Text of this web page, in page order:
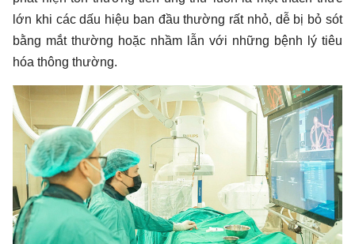
lớn khi các dấu hiệu ban đầu thường rất nhỏ, dễ bị bỏ sót
bằng mắt thường hoặc nhầm lẫn với những bệnh lý tiêu
hóa thông thường.